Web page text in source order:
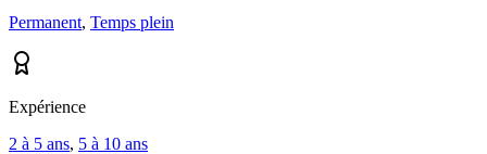
Permanent, Temps plein
Expérience
2 à 5 ans, 5 à 10 ans